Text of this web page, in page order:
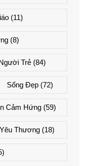
(11)
(8)
Trẻ (84)
Sống Đẹp (72)
Cảm Hứng(59)
Thương(18)